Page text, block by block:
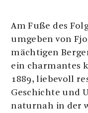
Am Fuße des
umgeben von
mächtigen
ein charmantes
1889, liebevoll
Geschichte und
naturnah in der